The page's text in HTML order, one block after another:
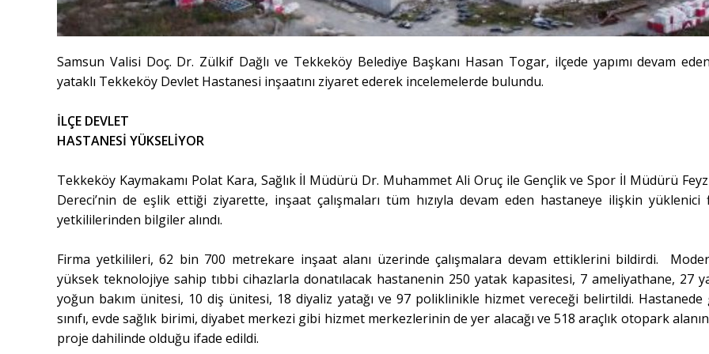
Samsun Valisi Doç. Dr. Zülkif Dağlı ve Tekkeköy Belediye Başkanı Hasan Togar, ilçede yapımı devam
yataklı Tekkeköy Devlet Hastanesi inşaatını ziyaret ederek incelemelerde bulundu.
İLÇE DEVLET
HASTANESİ YÜKSELİYOR
Tekkeköy Kaymakamı Polat Kara, Sağlık İl Müdürü Dr. Muhammet Ali Oruç ile Gençlik ve Spor İl Müdürü
Dereci’nin de eşlik ettiği ziyarette, inşaat çalışmaları tüm hızıyla devam eden hastaneye ilişkin yüklenici
yetkililerinden bilgiler alındı.
Firma yetkilileri, 62 bin 700 metrekare inşaat alanı üzerinde çalışmalara devam ettiklerini bildirdi.
yüksek teknolojiye sahip tıbbi cihazlarla donatılacak hastanenin 250 yatak kapasitesi, 7 ameliyathane, 27
yoğun bakım ünitesi, 10 diş ünitesi, 18 diyaliz yatağı ve 97 poliklinikle hizmet vereceği belirtildi. Hastanede
sınıfı, evde sağlık birimi, diyabet merkezi gibi hizmet merkezlerinin de yer alacağı ve 518 araçlık otopark
proje dahilinde olduğu ifade edildi.